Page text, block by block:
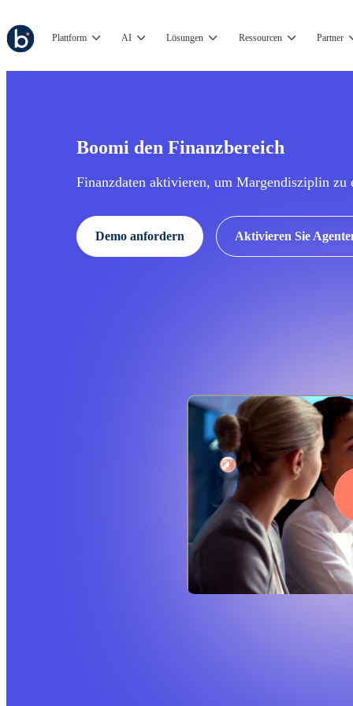
Plattform AI Lösungen Ressourcen Partner
Boomi den Finanzbereich
Finanzdaten aktivieren, um Margendisziplin zu
Demo anfordern Aktivieren Sie